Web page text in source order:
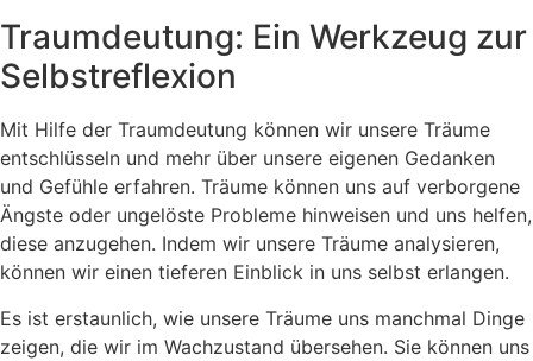
Traumdeutung: Ein Werkzeug zur
Selbstreflexion
Mit Hilfe der Traumdeutung können wir unsere Träume
entschlüsseln und mehr über unsere eigenen Gedanken
und Gefühle erfahren. Träume können uns auf verborgene
Ängste oder ungelöste Probleme hinweisen und uns helfen,
diese anzugehen. Indem wir unsere Träume analysieren,
können wir einen tieferen Einblick in uns selbst erlangen.
Es ist erstaunlich, wie unsere Träume uns manchmal Dinge
zeigen, die wir im Wachzustand übersehen. Sie können uns